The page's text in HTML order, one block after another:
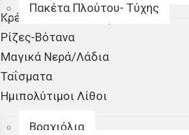
Πακέτα Πλούτου- Τύχης
Κρέμες σώματος/Αφρόλουτρα
Ρίζες-Βότανα
Μαγικά Νερά/Λάδια
Ταΐσματα
Ημιπολύτιμοι Λίθοι
Βραχιόλια